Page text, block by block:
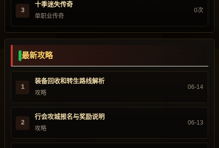
3
十季迷失传奇
单职业传奇
0次
最新攻略
1
装备回收和转生路线解析
攻略
06-14
2
行会攻城报名与奖励说明
攻略
06-13